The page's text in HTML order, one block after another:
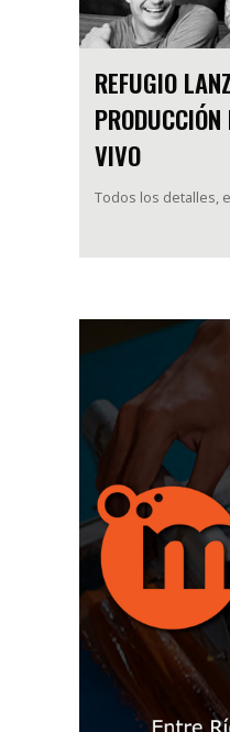
REFUGIO
VIVO
Todos los detalles,